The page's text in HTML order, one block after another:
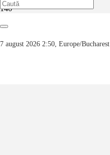
7 august 2026 2:50, Europe/Bucharest
Pictură
NEAMŢ – Ediţia a XVII-a 2021